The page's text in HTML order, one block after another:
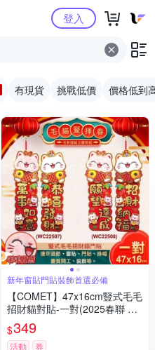
Yahoo購物中心登入
有現貨 挑戰低價 價格低到
新年窗貼門貼裝飾首選必備
【COMET】47x16cm豎式毛毛
招財貓對貼-一對(2025春聯 過
年春聯 招財 門貼)
$349
活動 券